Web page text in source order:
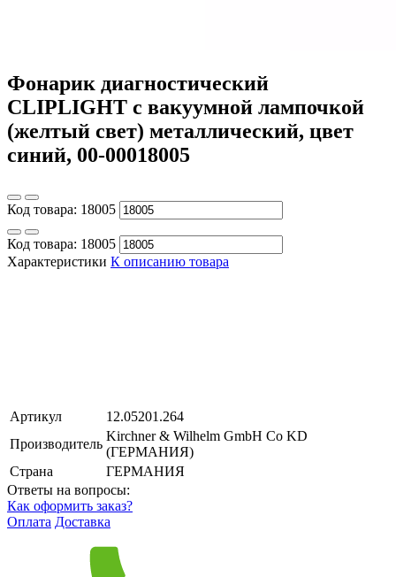
Фонарик диагностический
CLIPLIGHT с вакуумной лампочкой
(желтый свет) металлический, цвет
синий, 00-00018005
Код товара: 18005
Код товара: 18005
Характеристики К описанию товара
Артикул
12.05201.264
Производитель
Kirchner & Wilhelm GmbH Co KD
(ГЕРМАНИЯ)
Страна
ГЕРМАНИЯ
Ответы на вопросы:
Как оформить заказ?
Оплата Доставка